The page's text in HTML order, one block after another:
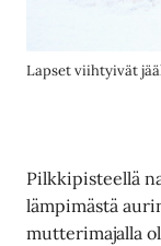
Lapset viihtyivät
Pilkkipisteellä
lämpimästä
mutterimajalla